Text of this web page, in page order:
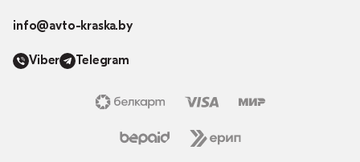
info@avto-kraska.by
Viber Telegram